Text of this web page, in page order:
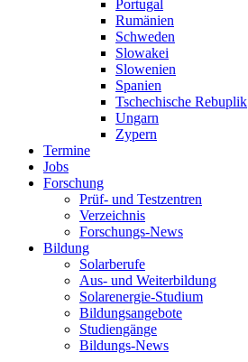
Portugal
Rumänien
Schweden
Slowakei
Slowenien
Spanien
Tschechische Rebuplik
Ungarn
Zypern
Termine
Jobs
Forschung
Prüf- und Testzentren
Verzeichnis
Forschungs-News
Bildung
Solarberufe
Aus- und Weiterbildung
Solarenergie-Studium
Bildungsangebote
Studiengänge
Bildungs-News